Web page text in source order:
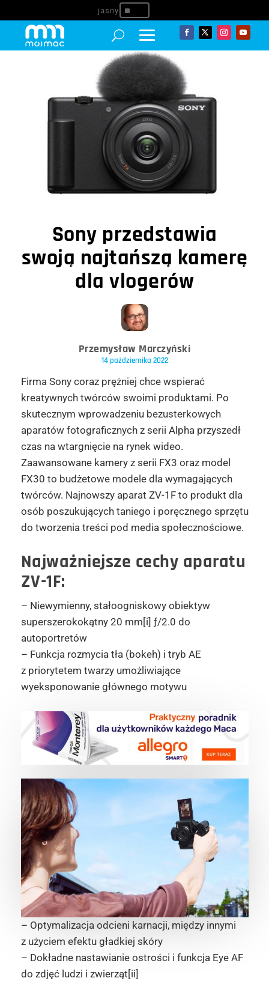
^
Sony przedstawia
swoją najtańszą kamerę
dla vlogerów
Przemysław Marczyński
14 października 2022
Firma Sony coraz prężniej chce wspierać
kreatywnych twórców swoimi produktami. Po
skutecznym wprowadzeniu bezusterkowych
aparatów fotograficznych z serii Alpha przyszedł
czas na wtargnięcie na rynek wideo.
Zaawansowane kamery z serii FX3 oraz model
FX30 to budżetowe modele dla wymagających
twórców. Najnowszy aparat ZV-1F to produkt dla
osób poszukujących taniego i poręcznego sprzętu
do tworzenia treści pod media społecznościowe.
Najważniejsze cechy aparatu
ZV-1F:
– Niewymienny, stałoogniskowy obiektyw
superszerokokątny 20 mm[i] ƒ/2.0 do
autoportretów
– Funkcja rozmycia tła (bokeh) i tryb AE
z priorytetem twarzy umożliwiające
wyeksponowanie głównego motywu
– Optymalizacja odcieni karnacji, między innymi
z użyciem efektu gładkiej skóry
– Dokładne nastawianie ostrości i funkcja Eye AF
do zdjęć ludzi i zwierząt[ii]